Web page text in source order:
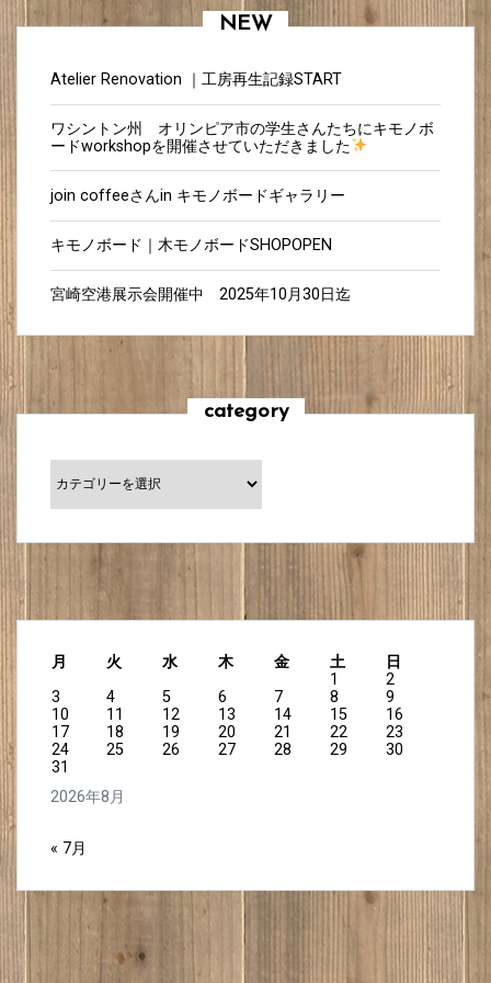
NEW
Atelier Renovation ｜工房再生記録START
ワシントン州 オリンピア市の学生さんたちにキモノボ
ードworkshopを開催させていただきました
join coffeeさんin キモノボードギャラリー
キモノボード｜木モノボードSHOPOPEN
宮崎空港展示会開催中 2025年10月30日迄
category
category
2026年8月
月 火 水 木 金 土
日
1
2
3
4 5 6 7 8
9
10
11 12 13 14 15
16
17
18 19 20 21 22
23
24
25 26 27 28 29
30
31
« 7月